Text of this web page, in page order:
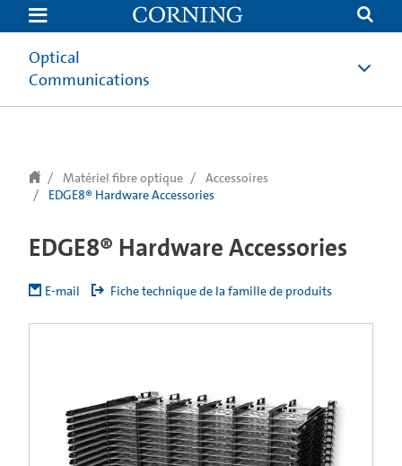
Optical
Communications
Matériel fibre optique
Accessoires
EDGE8® Hardware Accessories
EDGE8® Hardware Accessories
E-mail Fiche technique de la famille de produits